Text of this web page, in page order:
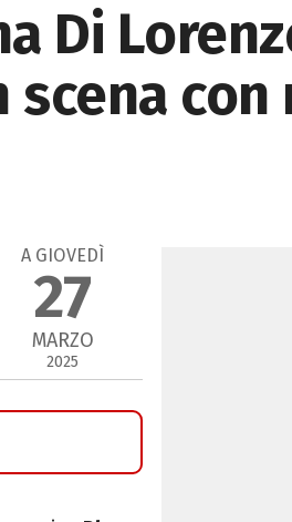
Di
con
A GIOVEDÌ
27
MARZO
2025